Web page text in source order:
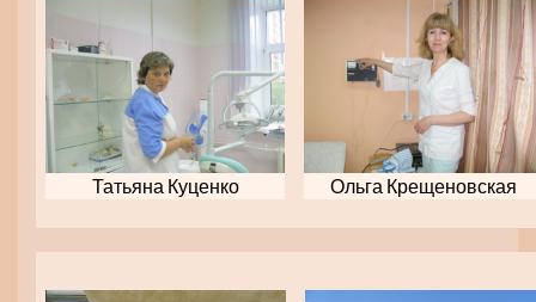
Татьяна Куценко Ольга Крещеновская